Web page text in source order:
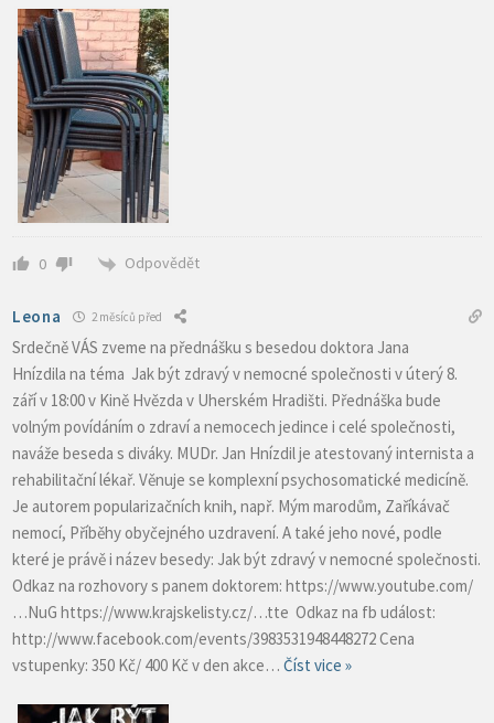
0 Odpovědět
Leona 2 měsíců před
Srdečně VÁS zveme na přednášku s besedou doktora Jana
Hnízdila na téma Jak být zdravý v nemocné společnosti v úterý 8.
září v 18:00 v Kině Hvězda v Uherském Hradišti. Přednáška bude
volným povídáním o zdraví a nemocech jedince i celé společnosti,
naváže beseda s diváky. MUDr. Jan Hnízdil je atestovaný internista a
rehabilitační lékař. Věnuje se komplexní psychosomatické medicíně.
Je autorem popularizačních knih, např. Mým marodům, Zaříkávač
nemocí, Příběhy obyčejného uzdravení. A také jeho nové, podle
které je právě i název besedy: Jak být zdravý v nemocné společnosti.
Odkaz na rozhovory s panem doktorem: https://www.youtube.com/
…NuG https://www.krajskelisty.cz/…tte Odkaz na fb událost:
http://www.facebook.com/events/3983531948448272 Cena
vstupenky: 350 Kč/ 400 Kč v den akce… Číst vice »